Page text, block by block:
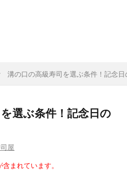
溝の口の高級寿司を選ぶ条件！記念日
選ぶ条件！記念日の
屋
まれています。